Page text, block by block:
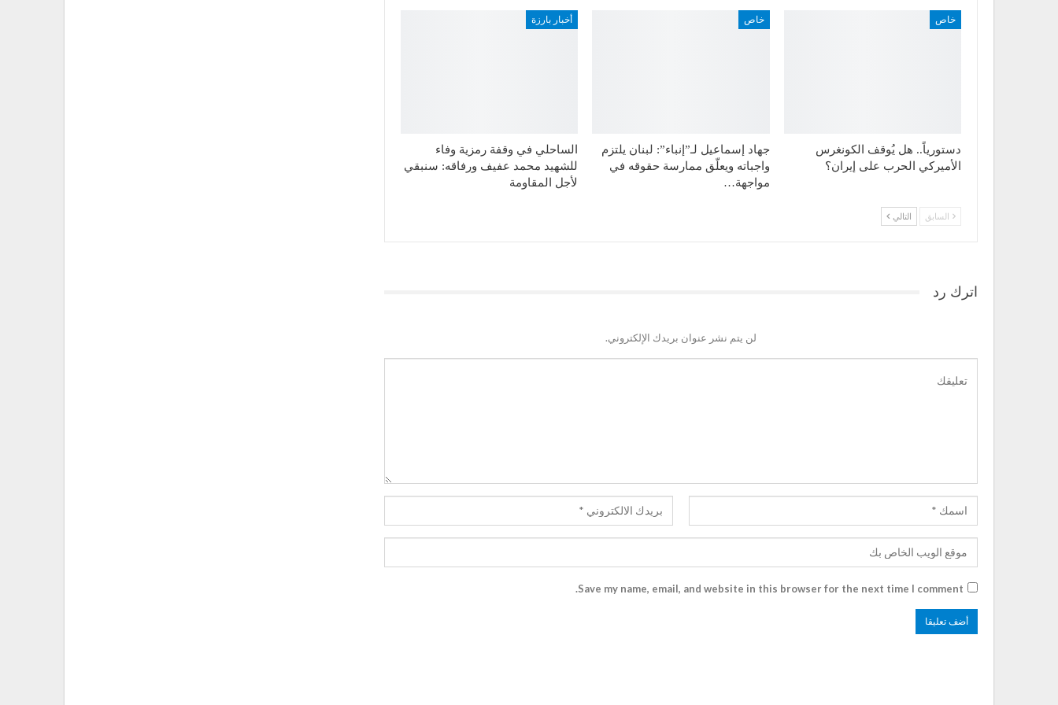
خاص
دستورياً.. هل يُوقف الكونغرس
الأميركي الحرب على إيران؟
خاص
جهاد إسماعيل لـ”إنباء”: لبنان يلتزم
واجباته ويعلّق ممارسة حقوقه في
مواجهة…
أخبار بارزة
الساحلي في وقفة رمزية وفاء
للشهيد محمد عفيف ورفاقه: سنبقي
لأجل المقاومة
السابق التالي
اترك رد
لن يتم نشر عنوان بريدك الإلكتروني.
Save my name, email, and website in this browser for the next time I comment.